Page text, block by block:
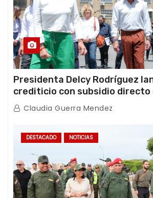
Presidenta Delcy Rodríguez
crediticio con subsidio directo
con Juntas de Condominio
Claudia Guerra Mendez
DESTACADO NOTICIAS